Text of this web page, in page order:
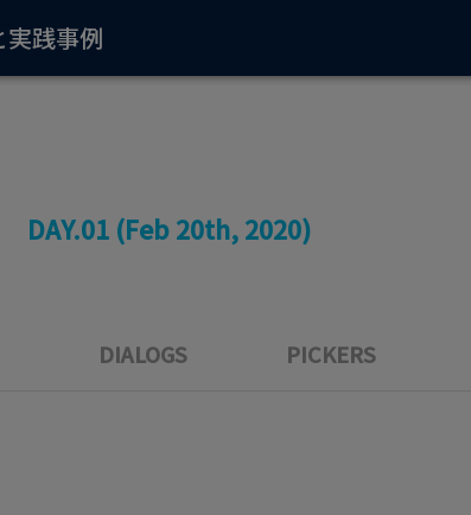
践事例
DAY.01 (Feb 20th, 2020)
DIALOGS PICKERS